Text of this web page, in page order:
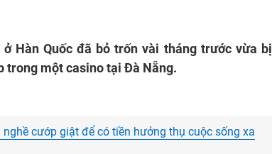
Hàn Quốc đã bỏ trốn vài tháng trước vừa bị
trong một casino tại Đà Nẵng.
cướp giật để có tiền hưởng thụ cuộc sống xa